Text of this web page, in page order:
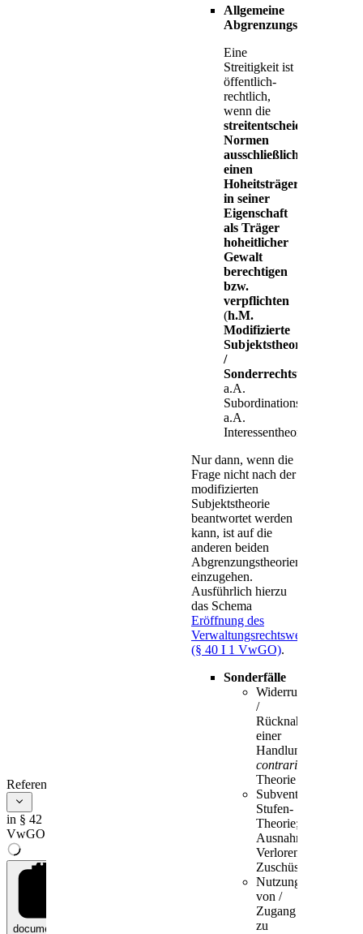
References
in § 42
VwGO
documents
Allgemeine
Abgrenzungstheorien
Eine
Streitigkeit ist
öffentlich-
rechtlich,
wenn die
streitentscheidenden
Normen
ausschließlich
einen
Hoheitsträger
in seiner
Eigenschaft
als Träger
hoheitlicher
Gewalt
berechtigen
bzw.
verpflichten
(h.M.
Modifizierte
Subjektstheorie
/
Sonderrechtstheorie
a.A.
Subordinationstheorie;
a.A.
Interessentheorie).
Nur dann, wenn die
Frage nicht nach der
modifizierten
Subjektstheorie
beantwortet werden
kann, ist auf die
anderen beiden
Abgrenzungstheorien
einzugehen.
Ausführlich hierzu
das Schema
Eröffnung des
Verwaltungsrechtswegs
(§ 40 I 1 VwGO).
Sonderfälle
Widerruf
/
Rücknahme
einer
Handlung:
contrarius
Theorie
Stufen-
Theorie;
Ausnahme:
Verlorene
Zuschüsse
Nutzung
von /
Zugang
zu